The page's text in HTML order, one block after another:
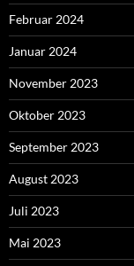
Februar 2024
Januar 2024
November 2023
Oktober 2023
September 2023
August 2023
Juli 2023
Mai 2023